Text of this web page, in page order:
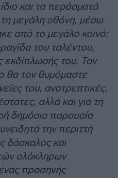
και τα περάσματά
τη μεγάλη οθόνη, μέσω
από το μεγάλο κοινό:
του ταλέντου,
εκδίπλωσής του. Τον
θα τον θυμόμαστε
του, ανατρεπτικές,
αλλά και για τη
δημόσια παρουσία
την περιττή
δάσκαλος και
ολόκληρων
προσηνής